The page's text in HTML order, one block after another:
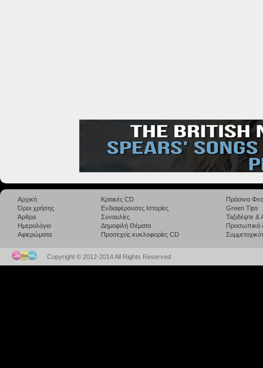
Αρχική
Όροι χρήσης
Άρθρα
Ημερολόγιο
Αφιερώματα
Κριτικές CD
Ενδιαφέρουσες Ιστορίες
Συναυλίες
Δημοφιλή Θέματα
Προσεχείς κυκλοφορίες CD
Πράσινα
Green Tips
Taξιδέψτε
Προσωπικά
Copyright © 2012-2014 All Rights Reserved